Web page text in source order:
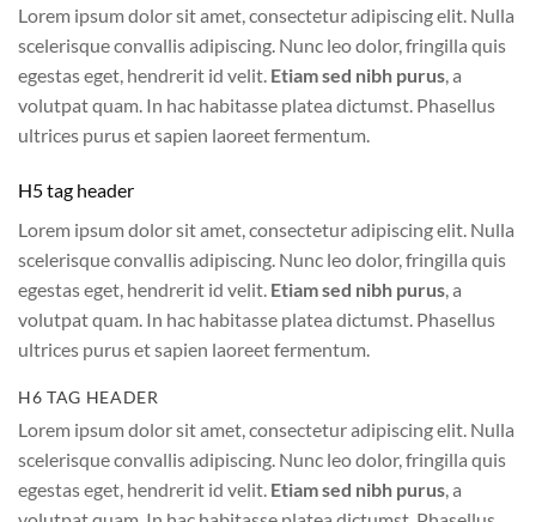
Lorem ipsum dolor sit amet, consectetur adipiscing elit. Nulla
scelerisque convallis adipiscing. Nunc leo dolor, fringilla quis
egestas eget, hendrerit id velit. Etiam sed nibh purus, a
volutpat quam. In hac habitasse platea dictumst. Phasellus
ultrices purus et sapien laoreet fermentum.
H5 tag header
Lorem ipsum dolor sit amet, consectetur adipiscing elit. Nulla
scelerisque convallis adipiscing. Nunc leo dolor, fringilla quis
egestas eget, hendrerit id velit. Etiam sed nibh purus, a
volutpat quam. In hac habitasse platea dictumst. Phasellus
ultrices purus et sapien laoreet fermentum.
H6 TAG HEADER
Lorem ipsum dolor sit amet, consectetur adipiscing elit. Nulla
scelerisque convallis adipiscing. Nunc leo dolor, fringilla quis
egestas eget, hendrerit id velit. Etiam sed nibh purus , a